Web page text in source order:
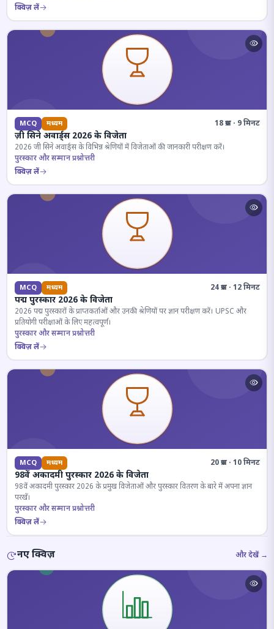
क्विज़ लें
MCQ मध्यम 18 प्रश्न · 9 मिनट
ज़ी सिने अवार्ड्स 2026 के विजेता
2026 जी सिने अवार्ड्स के विभिन्न श्रेणियों में विजेताओं की जानकारी परीक्षण करें।
पुरस्कार और सम्मान प्रश्नोत्तरी
क्विज़ लें
MCQ मध्यम 24 प्रश्न · 12 मिनट
पद्म पुरस्कार 2026 के विजेता
2026 पद्म पुरस्कारों के प्राप्तकर्ताओं और उनकी श्रेणियों पर ज्ञान परीक्षण करें। UPSC और
प्रतियोगी परीक्षाओं के लिए महत्वपूर्ण।
पुरस्कार और सम्मान प्रश्नोत्तरी
क्विज़ लें
MCQ मध्यम 20 प्रश्न · 10 मिनट
98वें अकादमी पुरस्कार 2026 के विजेता
98वें अकादमी पुरस्कार 2026 के प्रमुख विजेताओं और पुरस्कार वितरण के बारे में अपना ज्ञान
परखें।
पुरस्कार और सम्मान प्रश्नोत्तरी
क्विज़ लें
नए क्विज़ और देखें →